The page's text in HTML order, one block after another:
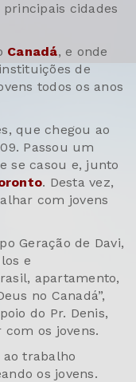
cidades
Canadá, e onde
de
todos os anos
que chegou ao
Passou um
se casou e, junto
. Desta vez,
com jovens
Geração de Davi,
e
apartamento,
no Canadá”,
do Pr. Denis,
os jovens.
ao trabalho
os jovens.